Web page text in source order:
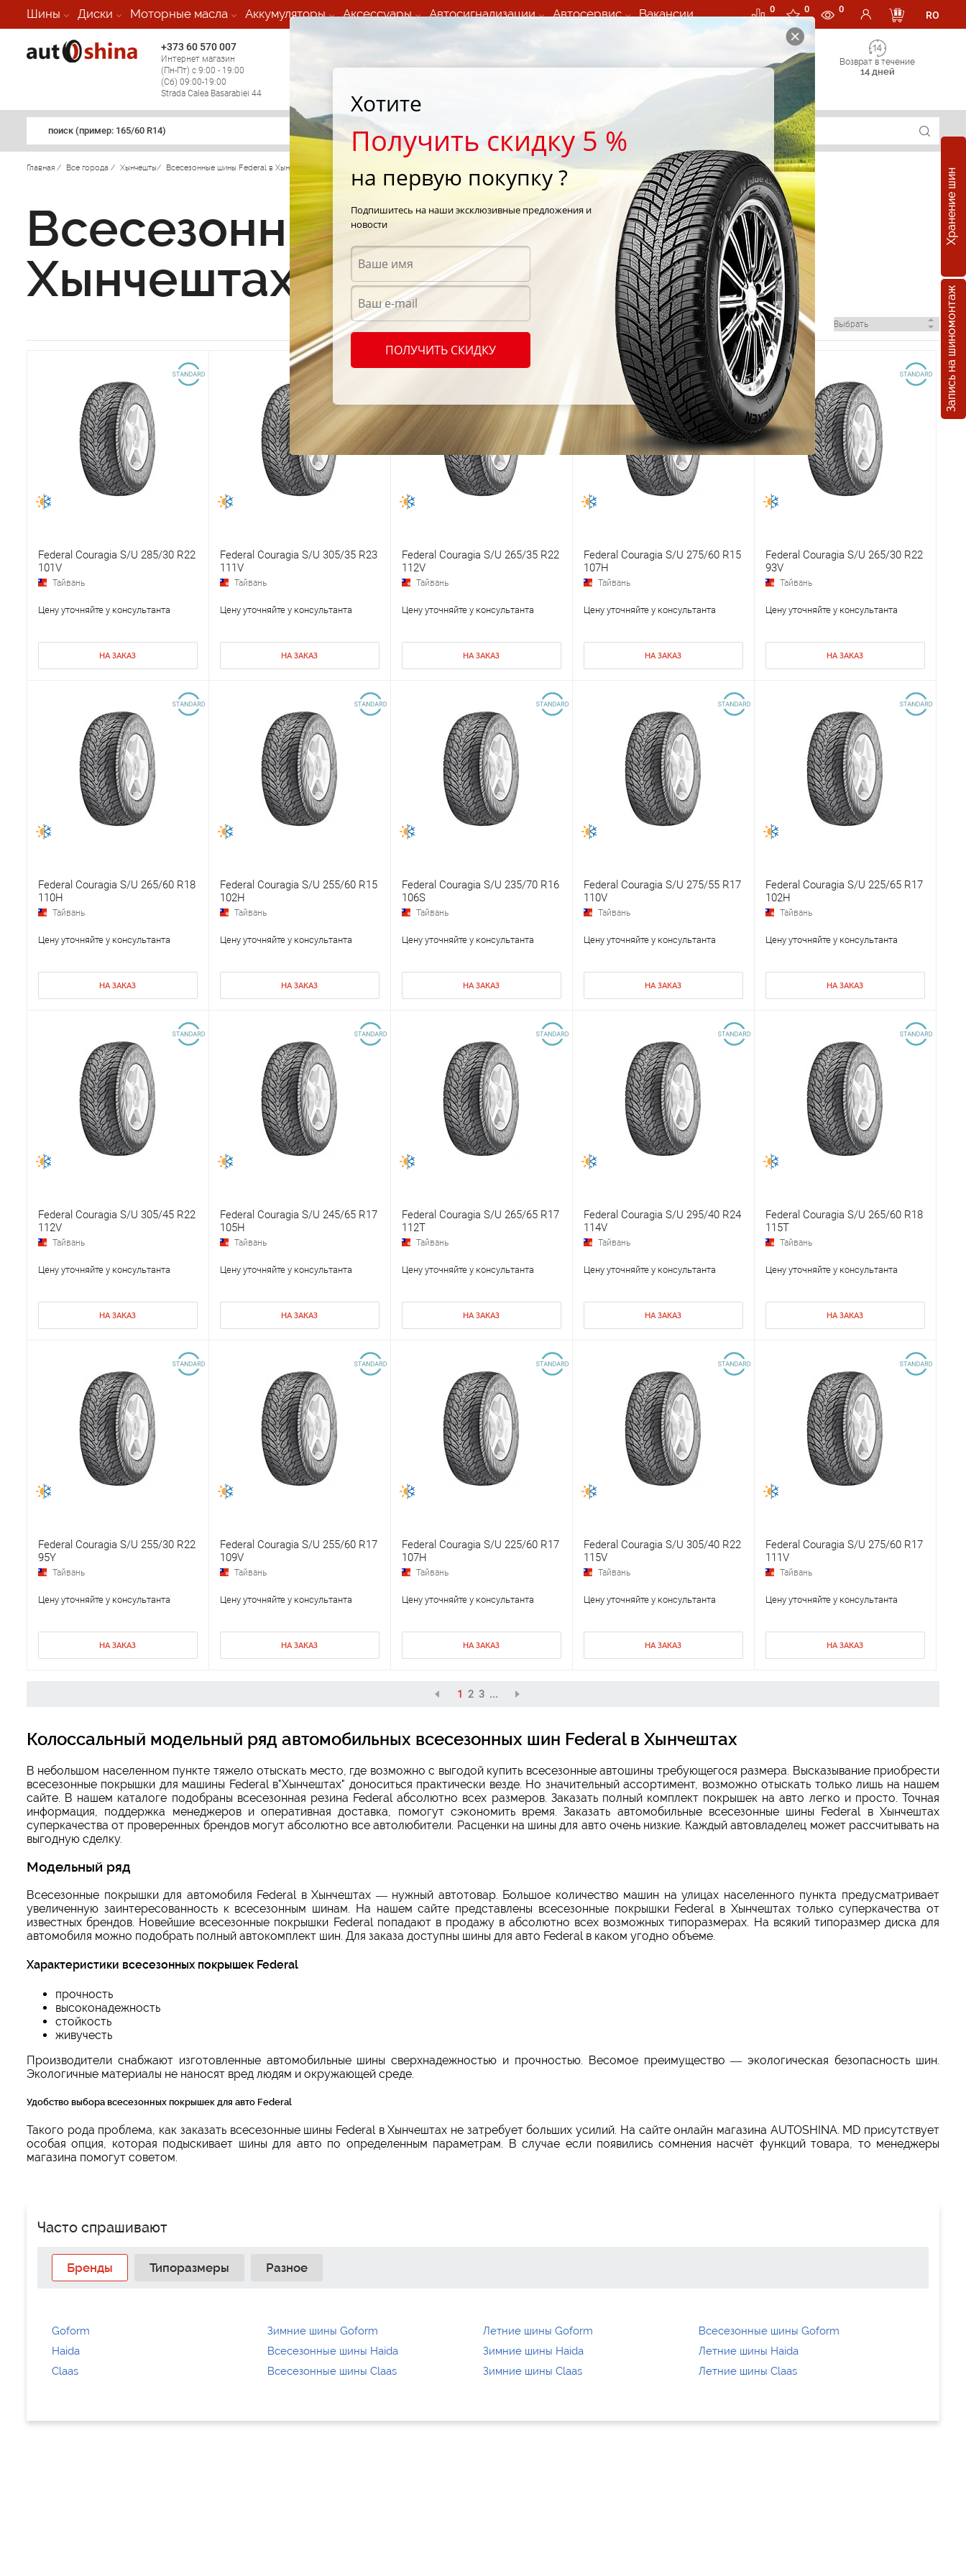
Шины Диски Моторные масла Аккумуляторы Аксессуары Автосигнализации Автосервис Вакансии 0 0 0
RO
+373 60 570 007
Интернет магазин
(Пн-Пт) с 9:00 - 19:00
(Сб) 09:00-19:00
Strada Calea Basarabiei 44
(круглосуточно по всем
(Пн-Пт) с 9:00 - 19:00
Возврат в течение
14 дней
поиск (примеp: 165/60 R14)
Хранение шин
Запись на шиномонтаж
Главная / Все города / Хынчешты/ Всесезонные шины Federal в Хынчештах /
Всесезонные шины Federal в
Хынчештах
Federal Couragia S/U 285/30 R22
101V
Тайвань
Цену уточняйте у консультанта
НА ЗАКАЗ
Federal Couragia S/U 305/35 R23
111V
Тайвань
Цену уточняйте у консультанта
НА ЗАКАЗ
Federal Couragia S/U 265/35 R22
112V
Тайвань
Цену уточняйте у консультанта
НА ЗАКАЗ
Federal Couragia S/U 275/60 R15
107H
Тайвань
Цену уточняйте у консультанта
НА ЗАКАЗ
Federal Couragia S/U 265/30 R22
93V
Тайвань
Цену уточняйте у консультанта
НА ЗАКАЗ
Federal Couragia S/U 265/60 R18
110H
Тайвань
Цену уточняйте у консультанта
НА ЗАКАЗ
Federal Couragia S/U 255/60 R15
102H
Тайвань
Цену уточняйте у консультанта
НА ЗАКАЗ
Federal Couragia S/U 235/70 R16
106S
Тайвань
Цену уточняйте у консультанта
НА ЗАКАЗ
Federal Couragia S/U 275/55 R17
110V
Тайвань
Цену уточняйте у консультанта
НА ЗАКАЗ
Federal Couragia S/U 225/65 R17
102H
Тайвань
Цену уточняйте у консультанта
НА ЗАКАЗ
Federal Couragia S/U 305/45 R22
112V
Тайвань
Цену уточняйте у консультанта
НА ЗАКАЗ
Federal Couragia S/U 245/65 R17
105H
Тайвань
Цену уточняйте у консультанта
НА ЗАКАЗ
Federal Couragia S/U 265/65 R17
112T
Тайвань
Цену уточняйте у консультанта
НА ЗАКАЗ
Federal Couragia S/U 295/40 R24
114V
Тайвань
Цену уточняйте у консультанта
НА ЗАКАЗ
Federal Couragia S/U 265/60 R18
115T
Тайвань
Цену уточняйте у консультанта
НА ЗАКАЗ
Federal Couragia S/U 255/30 R22
95Y
Тайвань
Цену уточняйте у консультанта
НА ЗАКАЗ
Federal Couragia S/U 255/60 R17
109V
Тайвань
Цену уточняйте у консультанта
НА ЗАКАЗ
Federal Couragia S/U 225/60 R17
107H
Тайвань
Цену уточняйте у консультанта
НА ЗАКАЗ
Federal Couragia S/U 305/40 R22
115V
Тайвань
Цену уточняйте у консультанта
НА ЗАКАЗ
Federal Couragia S/U 275/60 R17
111V
Тайвань
Цену уточняйте у консультанта
НА ЗАКАЗ
1 2 3 ...
Колоссальный модельный ряд автомобильных всесезонных шин Federal в Хынчештах
В небольшом населенном пункте тяжело отыскать место, где возможно с выгодой купить всесезонные автошины требующегося размера. Высказывание приобрести
всесезонные покрышки для машины Federal в"Хынчештах" доноситься практически везде. Но значительный ассортимент, возможно отыскать только лишь на нашем
сайте. В нашем каталоге подобраны всесезонная резина Federal абсолютно всех размеров. Заказать полный комплект покрышек на авто легко и просто. Точная
информация, поддержка менеджеров и оперативная доставка, помогут сэкономить время. Заказать автомобильные всесезонные шины Federal в Хынчештах
суперкачества от проверенных брендов могут абсолютно все автолюбители. Расценки на шины для авто очень низкие. Каждый автовладелец может рассчитывать на
выгодную сделку.
Модельный ряд
Всесезонные покрышки для автомобиля Federal в Хынчештах — нужный автотовар. Большое количество машин на улицах населенного пункта предусматривает
увеличенную заинтересованность к всесезонным шинам. На нашем сайте представлены всесезонные покрышки Federal в Хынчештах только суперкачества от
известных брендов. Новейшие всесезонные покрышки Federal попадают в продажу в абсолютно всех возможных типоразмерах. На всякий типоразмер диска для
автомобиля можно подобрать полный автокомплект шин. Для заказа доступны шины для авто Federal в каком угодно объеме.
Характеристики всесезонных покрышек Federal
прочность
высоконадежность
стойкость
живучесть
Производители снабжают изготовленные автомобильные шины сверхнадежностью и прочностью. Весомое преимущество — экологическая безопасность шин.
Экологичные материалы не наносят вред людям и окружающей среде.
Удобство выбора всесезонных покрышек для авто Federal
Такого рода проблема, как заказать всесезонные шины Federal в Хынчештах не затребует больших усилий. На сайте онлайн магазина AUTOSHINA. MD присутствует
особая опция, которая подыскивает шины для авто по определенным параметрам. В случае если появились сомнения насчёт функций товара, то менеджеры
магазина помогут советом.
Часто спрашивают
Бренды Типоразмеры Разное
Goform Зимние шины Goform Летние шины Goform
Всесезонные шины Goform
Haida
Всесезонные шины Haida Зимние шины Haida
Летние шины Haida
Claas
Всесезонные шины Claas Зимние шины Claas Летние шины Claas
Хотите
Получить скидку 5 %
на первую покупку ?
Подпишитесь на наши эксклюзивные предложения и
новости
ПОЛУЧИТЬ СКИДКУ